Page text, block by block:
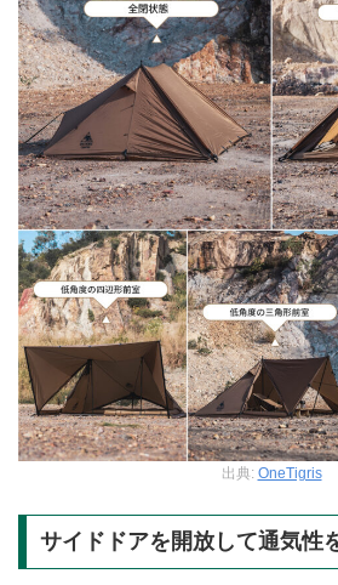
出典: OneTigris
サイドドアを開放して通気性